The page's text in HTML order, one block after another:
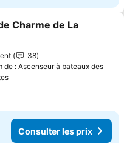
à mes favoris
Charme de La
38
de : Ascenseur à bateaux des
Consulter les prix